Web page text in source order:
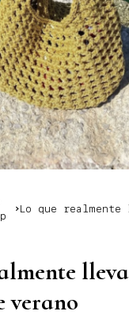
Lo que realmente
verano